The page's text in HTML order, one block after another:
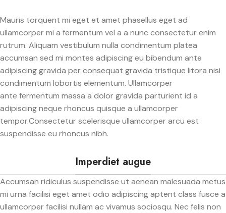
gravida a vestibulum leo
sem in. Est cum torquent mi
in scelerisque leo aptent
per at vitae ante eleifend
mollis adipiscing.
gravida a vestibulum leo
per at vitae ante eleifend
mollis adipiscing.
Mauris torquent mi eget et amet phasellus eget ad
ullamcorper mi a fermentum vel a a nunc consectetur enim
rutrum. Aliquam vestibulum nulla condimentum platea
accumsan sed mi montes adipiscing eu bibendum ante
adipiscing gravida per consequat gravida tristique litora nisi
condimentum lobortis elementum. Ullamcorper
ante fermentum massa a dolor gravida parturient id a
adipiscing neque rhoncus quisque a ullamcorper
tempor.Consectetur scelerisque ullamcorper arcu est
suspendisse eu rhoncus nibh.
Imperdiet augue
Accumsan ridiculus suspendisse ut aenean malesuada metus
mi urna facilisi eget amet odio adipiscing aptent class fusce a
ullamcorper facilisi nullam ac vivamus sociosqu. Nec felis non